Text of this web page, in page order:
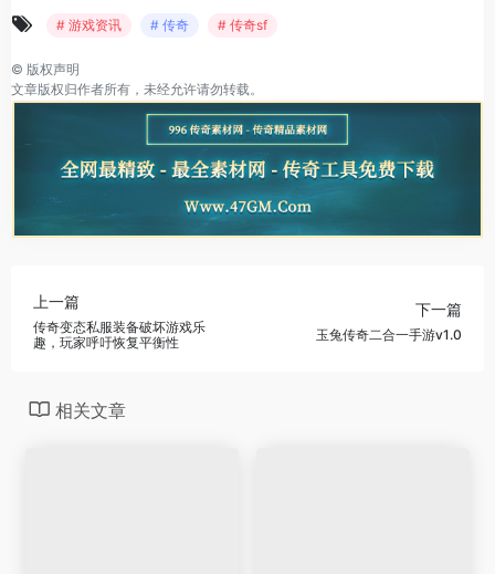
# 游戏资讯 # 传奇 # 传奇sf
© 版权声明
文章版权归作者所有，未经允许请勿转载。
上一篇
传奇变态私服装备破坏游戏乐
趣，玩家呼吁恢复平衡性
下一篇
玉兔传奇二合一手游v1.0
相关文章